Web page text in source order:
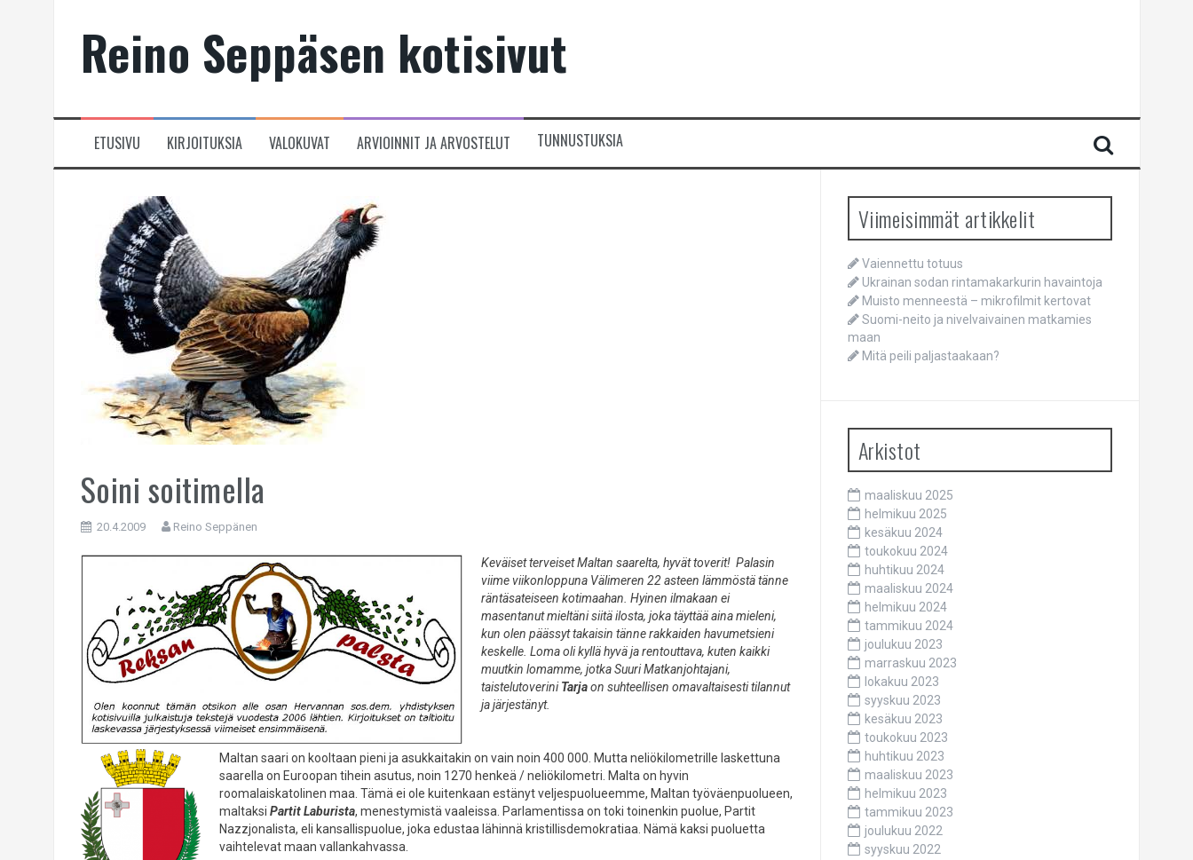
Reino Seppäsen kotisivut
ETUSIVU KIRJOITUKSIA VALOKUVAT ARVIOINNIT JA ARVOSTELUT TUNNUSTUKSIA
Soini soitimella
20.4.2009 Reino Seppänen
Keväiset terveiset Maltan saarelta, hyvät toverit! Palasin
viime viikonloppuna Välimeren 22 asteen lämmöstä tänne
räntäsateiseen kotimaahan. Hyinen ilmakaan ei
masentanut mieltäni siitä ilosta, joka täyttää aina mieleni,
kun olen päässyt takaisin tänne rakkaiden havumetsieni
keskelle. Loma oli kyllä hyvä ja rentouttava, kuten kaikki
muutkin lomamme, jotka Suuri Matkanjohtajani,
taistelutoveriniTarjaon suhteellisen omavaltaisesti tilannut
ja järjestänyt.
Maltan saari on kooltaan pieni ja asukkaitakin on vain noin 400 000. Mutta neliökilometrille laskettuna
saarella on Euroopan tihein asutus, noin 1270 henkeä / neliökilometri. Malta on hyvin
roomalaiskatolinen maa. Tämä ei ole kuitenkaan estänyt veljespuolueemme, Maltan työväenpuolueen,
maltaksi Partit Laburista, menestymistä vaaleissa. Parlamentissa on toki toinenkin puolue, Partit
Nazzjonalista, eli kansallispuolue, joka edustaa lähinnä kristillisdemokratiaa. Nämä kaksi puoluetta
vaihtelevat maan vallankahvassa.
Viimeisimmät artikkelit
Vaiennettu totuus
Ukrainan sodan rintamakarkurin havaintoja
Muisto menneestä – mikrofilmit kertovat
Suomi-neito ja nivelvaivainen matkamies
maan
Mitä peili paljastaakaan?
Arkistot
maaliskuu 2025
helmikuu 2025
kesäkuu 2024
toukokuu 2024
huhtikuu 2024
maaliskuu 2024
helmikuu 2024
tammikuu 2024
joulukuu 2023
marraskuu 2023
lokakuu 2023
syyskuu 2023
kesäkuu 2023
toukokuu 2023
huhtikuu 2023
maaliskuu 2023
helmikuu 2023
tammikuu 2023
joulukuu 2022
syyskuu 2022